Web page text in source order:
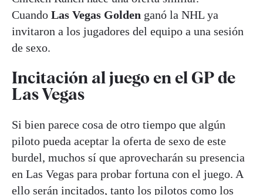
Cuando Las Vegas Golden ganó la NHL ya
invitaron a los jugadores del equipo a una sesión
de sexo.
Incitación al juego en el GP de
Las Vegas
Si bien parece cosa de otro tiempo que algún
piloto pueda aceptar la oferta de sexo de este
burdel, muchos sí que aprovecharán su presencia
en Las Vegas para probar fortuna con el juego. A
ello serán incitados, tanto los pilotos como los